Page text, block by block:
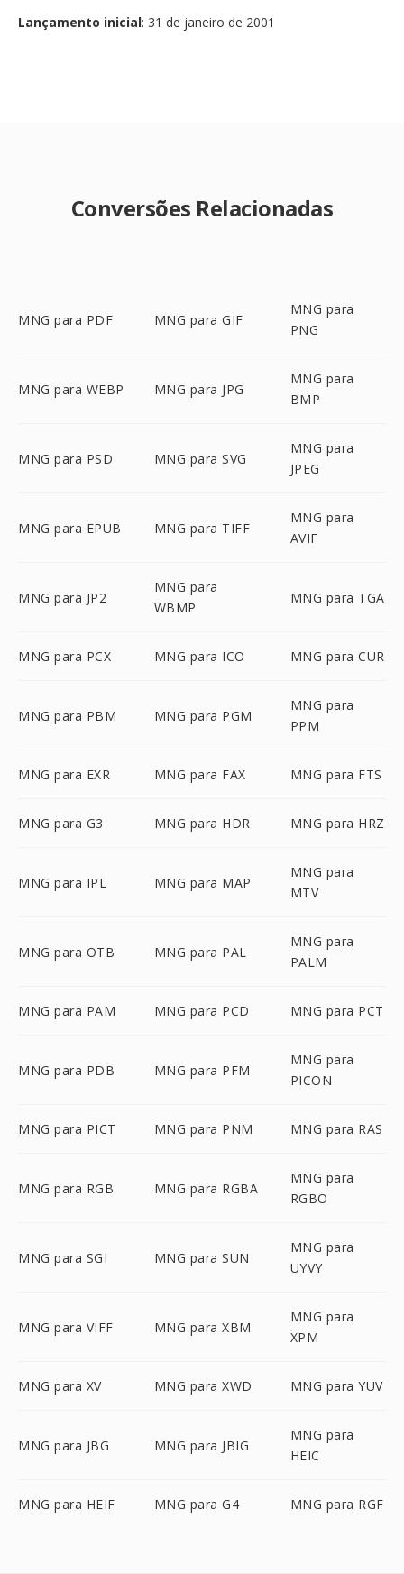
Lançamento inicial: 31 de janeiro de 2001
Conversões Relacionadas
MNG para PDF MNG para GIF
MNG para
PNG
MNG para WEBP MNG para JPG
MNG para
BMP
MNG para PSD MNG para SVG
MNG para
JPEG
MNG para EPUB MNG para TIFF
MNG para
AVIF
MNG para JP2
MNG para
WBMP
MNG para TGA
MNG para PCX MNG para ICO MNG para CUR
MNG para PBM MNG para PGM
MNG para
PPM
MNG para EXR MNG para FAX MNG para FTS
MNG para G3 MNG para HDR MNG para HRZ
MNG para IPL MNG para MAP
MNG para
MTV
MNG para OTB MNG para PAL
MNG para
PALM
MNG para PAM MNG para PCD MNG para PCT
MNG para PDB MNG para PFM
MNG para
PICON
MNG para PICT MNG para PNM MNG para RAS
MNG para RGB MNG para RGBA
MNG para
RGBO
MNG para SGI MNG para SUN
MNG para
UYVY
MNG para VIFF MNG para XBM
MNG para
XPM
MNG para XV MNG para XWD MNG para YUV
MNG para JBG MNG para JBIG
MNG para
HEIC
MNG para HEIF MNG para G4 MNG para RGF